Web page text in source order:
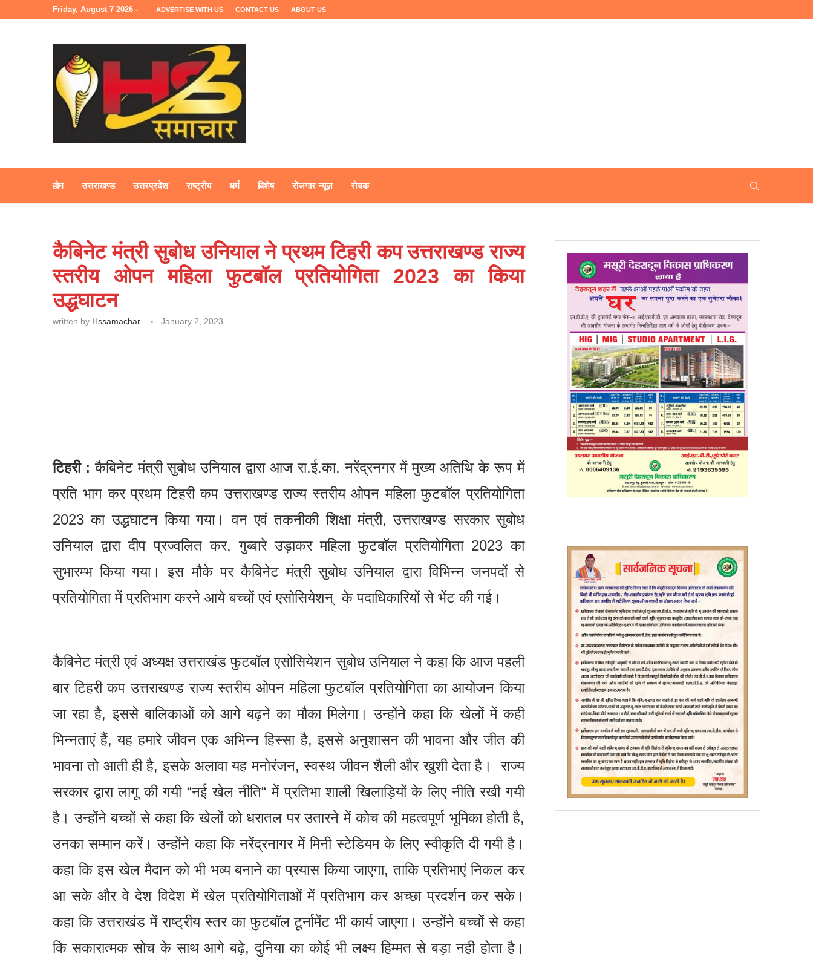
Friday, August 7 2026 - ADVERTISE WITH US CONTACT US ABOUT US
होम उत्तराखण्ड उत्तरप्रदेश राष्ट्रीय धर्म विशेष रोजगार न्यूज़ रोचक
कैबिनेट मंत्री सुबोध उनियाल ने प्रथम टिहरी कप उत्तराखण्ड राज्य
स्तरीय ओपन महिला फुटबॉल प्रतियोगिता 2023 का किया
उद्धघाटन
written by Hssamachar January 2, 2023
टिहरी : कैबिनेट मंत्री सुबोध उनियाल द्वारा आज रा.ई.का. नरेंद्रनगर में मुख्य अतिथि के रूप में
प्रति भाग कर प्रथम टिहरी कप उत्तराखण्ड राज्य स्तरीय ओपन महिला फुटबॉल प्रतियोगिता
2023 का उद्धघाटन किया गया। वन एवं तकनीकी शिक्षा मंत्री, उत्तराखण्ड सरकार सुबोध
उनियाल द्वारा दीप प्रज्वलित कर, गुब्बारे उड़ाकर महिला फुटबॉल प्रतियोगिता 2023 का
सुभारम्भ किया गया। इस मौके पर कैबिनेट मंत्री सुबोध उनियाल द्वारा विभिन्न जनपदों से
प्रतियोगिता में प्रतिभाग करने आये बच्चों एवं एसोसियेशन् के पदाधिकारियों से भेंट की गई।
कैबिनेट मंत्री एवं अध्यक्ष उत्तराखंड फुटबॉल एसोसियेशन सुबोध उनियाल ने कहा कि आज पहली
बार टिहरी कप उत्तराखण्ड राज्य स्तरीय ओपन महिला फुटबॉल प्रतियोगिता का आयोजन किया
जा रहा है, इससे बालिकाओं को आगे बढ़ने का मौका मिलेगा। उन्होंने कहा कि खेलों में कही
भिन्नताएं हैं, यह हमारे जीवन एक अभिन्न हिस्सा है, इससे अनुशासन की भावना और जीत की
भावना तो आती ही है, इसके अलावा यह मनोरंजन, स्वस्थ जीवन शैली और खुशी देता है। राज्य
सरकार द्वारा लागू की गयी “नई खेल नीति“ में प्रतिभा शाली खिलाड़ियों के लिए नीति रखी गयी
है। उन्होंने बच्चों से कहा कि खेलों को धरातल पर उतारने में कोच की महत्वपूर्ण भूमिका होती है,
उनका सम्मान करें। उन्होंने कहा कि नरेंद्रनागर में मिनी स्टेडियम के लिए स्वीकृति दी गयी है।
कहा कि इस खेल मैदान को भी भव्य बनाने का प्रयास किया जाएगा, ताकि प्रतिभाएं निकल कर
आ सके और वे देश विदेश में खेल प्रतियोगिताओं में प्रतिभाग कर अच्छा प्रदर्शन कर सके।
कहा कि उत्तराखंड में राष्ट्रीय स्तर का फुटबॉल टूर्नामेंट भी कार्य जाएगा। उन्होंने बच्चों से कहा
कि सकारात्मक सोच के साथ आगे बढ़े, दुनिया का कोई भी लक्ष्य हिम्मत से बड़ा नही होता है।